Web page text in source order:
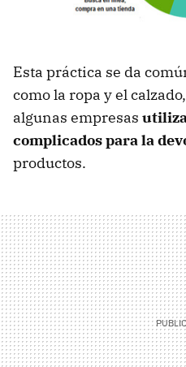
Esta práctica se da
como la ropa y el
algunas empresas
complicados para la
productos.